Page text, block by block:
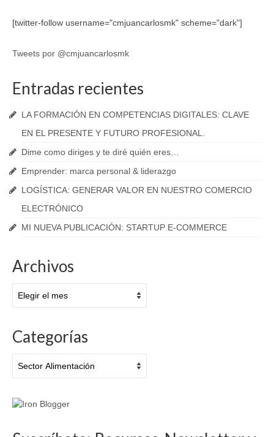
[twitter-follow username="cmjuancarlosmk" scheme="dark"]
Tweets por @cmjuancarlosmk
Entradas recientes
LA FORMACIÓN EN COMPETENCIAS DIGITALES: CLAVE
EN EL PRESENTE Y FUTURO PROFESIONAL.
Dime como diriges y te diré quién eres…
Emprender: marca personal & liderazgo
LOGÍSTICA: GENERAR VALOR EN NUESTRO COMERCIO
ELECTRÓNICO
MI NUEVA PUBLICACIÓN: STARTUP E-COMMERCE
Archivos
Categorías